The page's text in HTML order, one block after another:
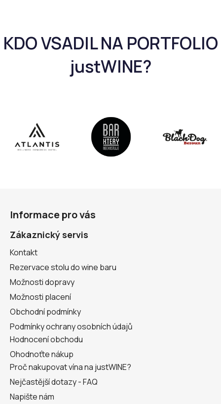
Informace pro vás
Zákaznický servis
Kontakt
Rezervace stolu do wine baru
Možnosti dopravy
Možnosti placení
Obchodní podmínky
Podmínky ochrany osobních údajů
Hodnocení obchodu
Ohodnoťte nákup
Proč nakupovat vína na justWINE?
Nejčastější dotazy - FAQ
Napište nám